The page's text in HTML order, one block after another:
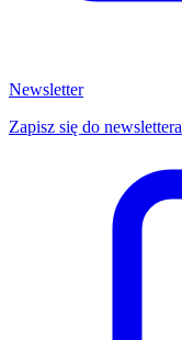
Newsletter
Zapisz się do newslettera